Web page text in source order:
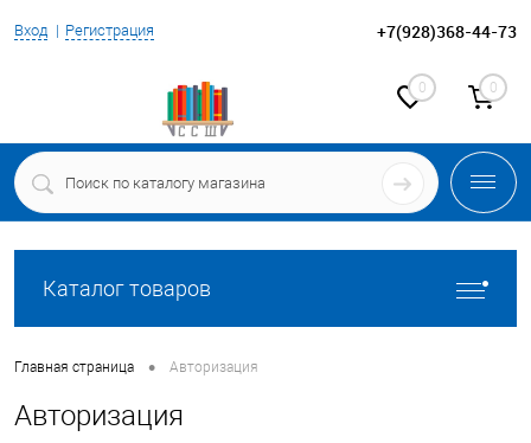
Вход Регистрация +7(928)368-44-73
0 0
Каталог товаров
Главная страница • Авторизация
Авторизация